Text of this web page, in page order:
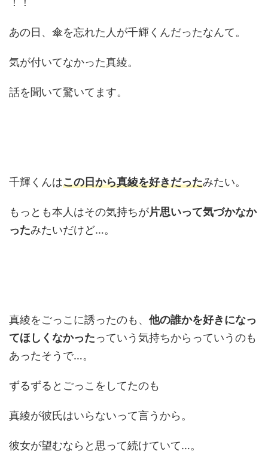
あの日、傘を忘れた人が千輝くんだったなんて。
気が付いてなかった真綾。
話を聞いて驚いてます。
千輝くんはこの日から真綾を好きだったみたい。
もっとも本人はその気持ちが片思いって気づかなか
ったみたいだけど…。
真綾をごっこに誘ったのも、 他の誰かを好きになっ
てほしくなかったっていう気持ちからっていうのも
あったそうで…。
ずるずるとごっこをしてたのも
真綾が彼氏はいらないって言うから。
彼女が望むならと思って続けていて…。